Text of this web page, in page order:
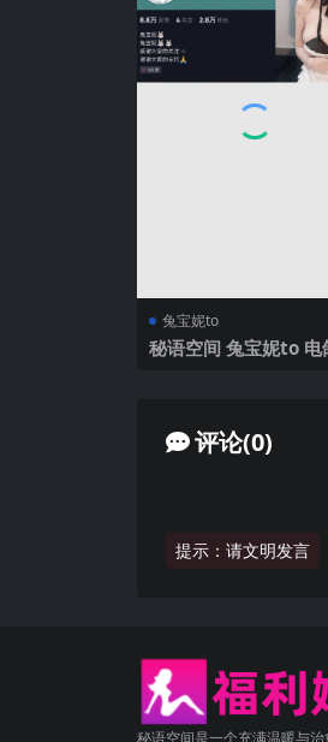
兔宝妮to
秘语空间 兔宝妮to 电
评论(0)
提示：请文明发言
秘语空间是一个充满温暖与